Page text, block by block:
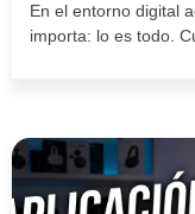
En el entorno digital
importa: lo es todo.